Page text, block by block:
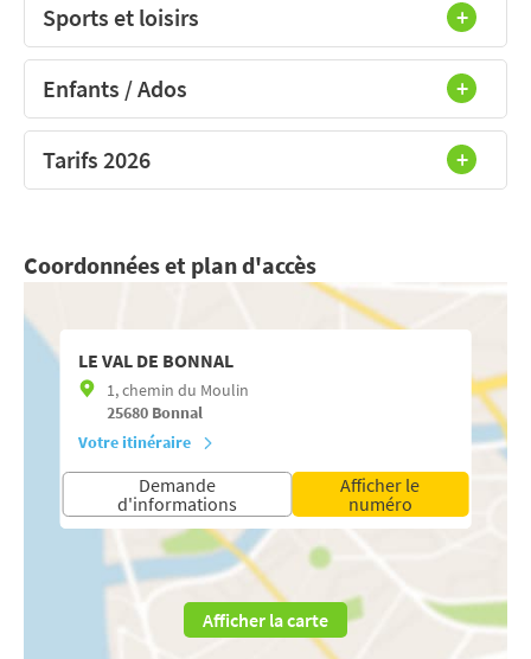
Sports et loisirs
Enfants / Ados
Tarifs 2026
Coordonnées et plan d'accès
LE VAL DE BONNAL
1, chemin du Moulin
25680 Bonnal
Votre itinéraire
Demande
d'informations
Afficher le
numéro
Afficher la carte